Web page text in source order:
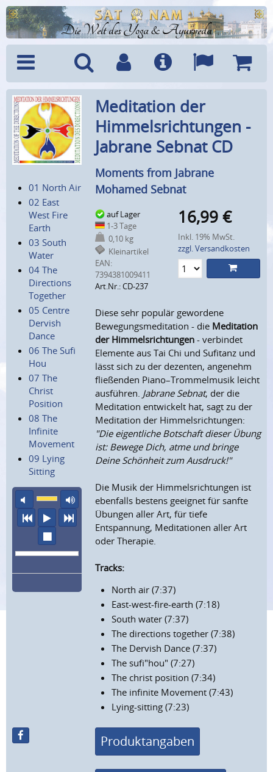
Die Welt des Yoga & Ayurveda
Menü SucheBenutzerkonto
Info Sprachen
01 North Air
02 East
West Fire
Earth
03 South
Water
04 The
Directions
Together
05 Centre
Dervish
Dance
06 The Sufi
Hou
07 The
Christ
Position
08 The
Infinite
Movement
09 Lying
Sitting
Ton aus
maximale Laustärke
vorheriger Titel
Abspielennächster Titel
Wiedergabe stoppen
Meditation der
Himmelsrichtungen -
Jabrane Sebnat CD
Moments from Jabrane
Mohamed Sebnat
auf Lager
1-3 Tage
0,10 kg
Kleinartikel
EAN:
7394381009411
Art.Nr.: CD-237
16,99 €
Inkl. 19% MwSt.
zzgl. Versandkosten
Diese sehr populär gewordene
Bewegungsmeditation - die Meditation
der Himmelsrichtungen - verbindet
Elemente aus Tai Chi und Sufitanz und
lässt sich zu der dezenten, angenehm
fließenden Piano–Trommelmusik leicht
ausführen. Jabrane Sebnat, der die
Meditation entwickelt hat, sagt zu der
Meditation der Himmelsrichtungen:
"Die eigentliche Botschaft dieser Übung
ist: Bewege Dich, atme und bringe
Deine Schönheit zum Ausdruck!"
Die Musik der Himmelsrichtungen ist
ebenfalls bestens geeignet für sanfte
Übungen aller Art, für tiefe
Entspannung, Meditationen aller Art
oder Therapie.
Tracks:
North air (7:37)
East-west-fire-earth (7:18)
South water (7:37)
The directions together (7:38)
The Dervish Dance (7:37)
The sufi"hou" (7:27)
The christ position (7:34)
The infinite Movement (7:43)
Lying-sitting (7:23)
Produktangaben